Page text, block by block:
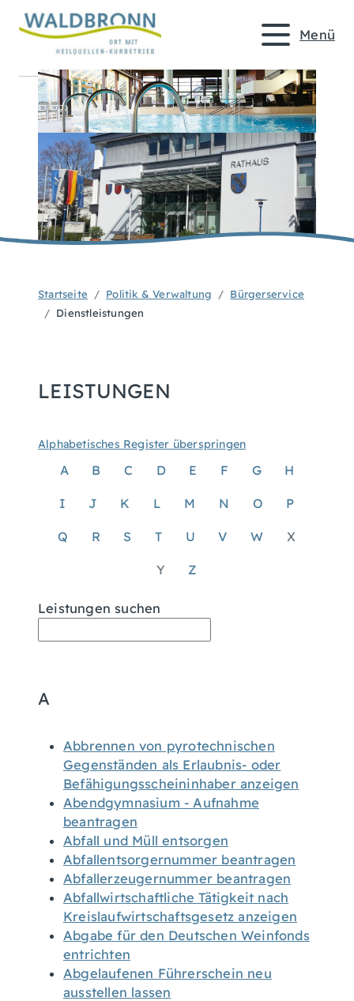
Menü
Startseite Politik & Verwaltung
Bürgerservice
Dienstleistungen
LEISTUNGEN
Alphabetisches Register überspringen
A B C D E F G H
I J K L M N O P
Q R S T U V W X
Y Z
Leistungen suchen
A
Abbrennen von pyrotechnischen
Gegenständen als Erlaubnis- oder
Befähigungsscheininhaber anzeigen
Abendgymnasium - Aufnahme
beantragen
Abfall und Müll entsorgen
Abfallentsorgernummer beantragen
Abfallerzeugernummer beantragen
Abfallwirtschaftliche Tätigkeit nach
Kreislaufwirtschaftsgesetz anzeigen
Abgabe für den Deutschen Weinfonds
entrichten
Abgelaufenen Führerschein neu
ausstellen lassen